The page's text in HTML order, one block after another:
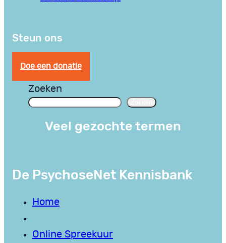
Steun ons
Doe een donatie
Zoeken
Veel gezochte termen
De PsychoseNet Kennisbank
Home
Online Spreekuur